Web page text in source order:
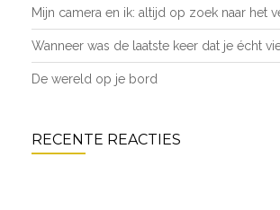
Mijn camera en ik: altijd op zoek naar het
Wanneer was de laatste keer dat je écht
De wereld op je bord
RECENTE REACTIES